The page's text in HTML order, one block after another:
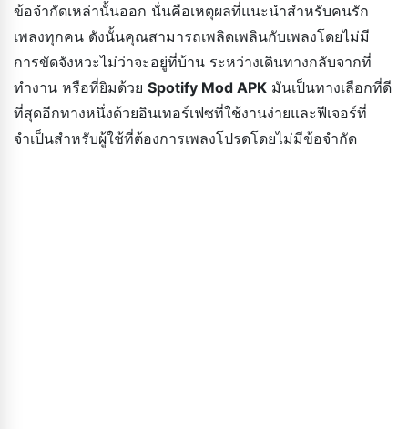
ข้อจำกัดเหล่านั้นออก นั่นคือเหตุผลที่แนะนำสำหรับคนรัก
เพลงทุกคน ดังนั้นคุณสามารถเพลิดเพลินกับเพลงโดยไม่มี
การขัดจังหวะไม่ว่าจะอยู่ที่บ้าน ระหว่างเดินทางกลับจากที่
ทำงาน หรือที่ยิมด้วย Spotify Mod APK มันเป็นทางเลือกที่ดี
ที่สุดอีกทางหนึ่งด้วยอินเทอร์เฟซที่ใช้งานง่ายและฟีเจอร์ที่
จำเป็นสำหรับผู้ใช้ที่ต้องการเพลงโปรดโดยไม่มีข้อจำกัด